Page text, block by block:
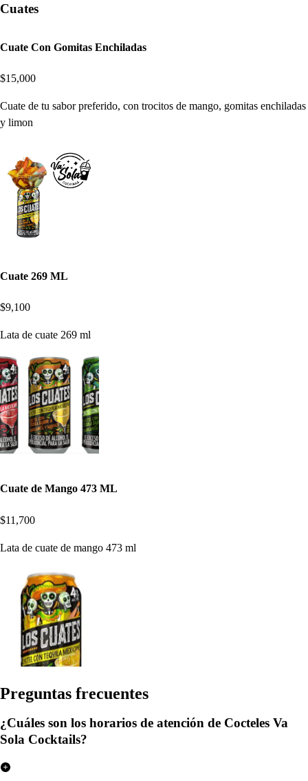
Cuates
Cuate Con Gomitas Enchiladas
$15,000
Cuate de tu sabor preferido, con trocitos de mango, gomitas enchiladas
y limon
Cuate 269 ML
$9,100
Lata de cuate 269 ml
Cuate de Mango 473 ML
$11,700
Lata de cuate de mango 473 ml
Preguntas frecuentes
¿Cuáles son los horarios de atención de Cocteles Va
Sola Cocktails?